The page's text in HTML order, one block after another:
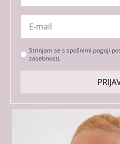
Email
Strinjanje
pogoji
Strinjam se s spošnimi pogoji
zasebnosti.